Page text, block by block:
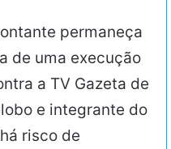
permaneça
de uma execução
a TV Gazeta de
e integrante do
risco de